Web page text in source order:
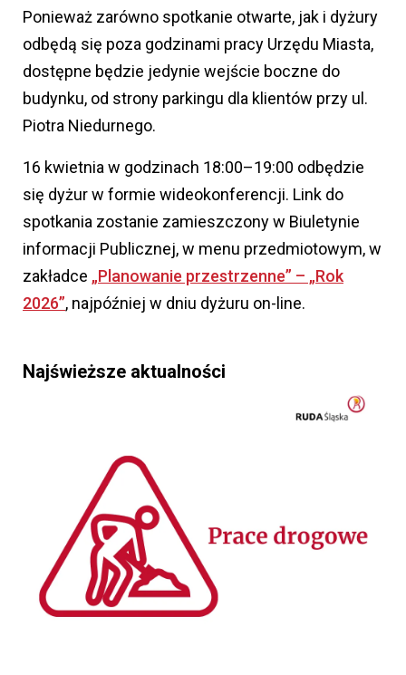
Ponieważ zarówno spotkanie otwarte, jak i dyżury
odbędą się poza godzinami pracy Urzędu Miasta,
dostępne będzie jedynie wejście boczne do
budynku, od strony parkingu dla klientów przy ul.
Piotra Niedurnego.
16 kwietnia w godzinach 18:00–19:00 odbędzie
się dyżur w formie wideokonferencji. Link do
spotkania zostanie zamieszczony w Biuletynie
informacji Publicznej, w menu przedmiotowym, w
zakładce „Planowanie przestrzenne” – „Rok
2026”, najpóźniej w dniu dyżuru on-line.
Najświeższe aktualności